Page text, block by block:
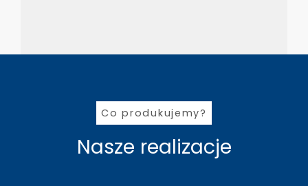
Co produkujemy?
Nasze realizacje